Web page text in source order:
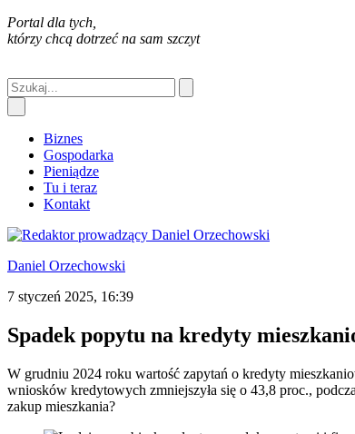
Portal dla tych,
którzy chcą dotrzeć na sam szczyt
Biznes
Gospodarka
Pieniądze
Tu i teraz
Kontakt
Daniel Orzechowski
7 styczeń 2025, 16:39
Spadek popytu na kredyty
W grudniu 2024 roku wartość zapytań o kredyty
wniosków kredytowych zmniejszyła się o 43,8 proc.,
zakup mieszkania?